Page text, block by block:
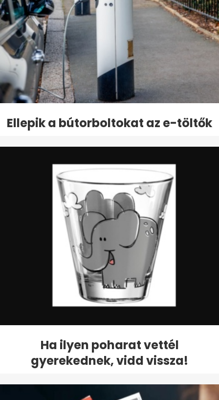
Ellepik a bútorboltokat az e-töltők
Ha ilyen poharat vettél
gyerekednek, vidd vissza!